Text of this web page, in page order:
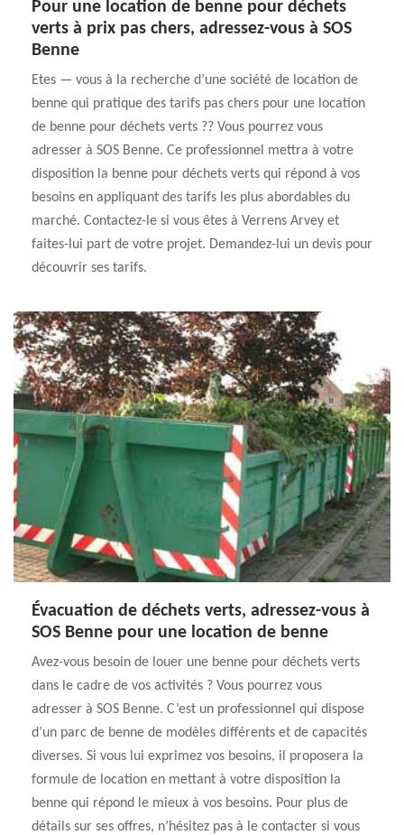
Pour une location de benne pour déchets
verts à prix pas chers, adressez-vous à SOS
Benne
Etes — vous à la recherche d’une société de location de
benne qui pratique des tarifs pas chers pour une location
de benne pour déchets verts ?? Vous pourrez vous
adresser à SOS Benne. Ce professionnel mettra à votre
disposition la benne pour déchets verts qui répond à vos
besoins en appliquant des tarifs les plus abordables du
marché. Contactez-le si vous êtes à Verrens Arvey et
faites-lui part de votre projet. Demandez-lui un devis pour
découvrir ses tarifs.
Évacuation de déchets verts, adressez-vous à
SOS Benne pour une location de benne
Avez-vous besoin de louer une benne pour déchets verts
dans le cadre de vos activités ? Vous pourrez vous
adresser à SOS Benne. C’est un professionnel qui dispose
d’un parc de benne de modèles différents et de capacités
diverses. Si vous lui exprimez vos besoins, il proposera la
formule de location en mettant à votre disposition la
benne qui répond le mieux à vos besoins. Pour plus de
détails sur ses offres, n’hésitez pas à le contacter si vous